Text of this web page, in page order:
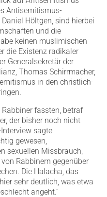
Antisemitismus-
Höltgen, sind hierbei
und die
keinen muslimischen
die Existenz radikaler
Generalsekretär der
Thomas Schirrmacher,
in den christlich-
fassten, betraf
der bisher noch nicht
sagte
gewesen,
sexuellen Missbrauch,
Rabbinern gegenüber
Die Halacha, das
sehr deutlich, was etwa
angeht.“